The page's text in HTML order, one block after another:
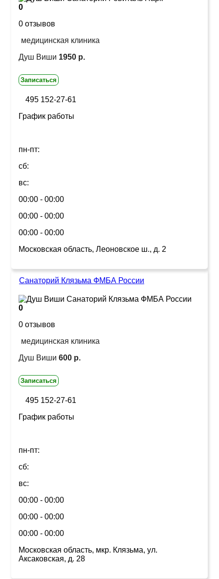
0
0 отзывов
медицинская клиника
Душ Виши 1950 р.
Записаться
495 152-27-61
График работы
пн-пт:
сб:
вс:
00:00 - 00:00
00:00 - 00:00
00:00 - 00:00
Московская область, Леоновское ш., д. 2
Санаторий Клязьма ФМБА России
0
0 отзывов
медицинская клиника
Душ Виши 600 р.
Записаться
495 152-27-61
График работы
пн-пт:
сб:
вс:
00:00 - 00:00
00:00 - 00:00
00:00 - 00:00
Московская область, мкр. Клязьма, ул.
Аксаковская, д. 28